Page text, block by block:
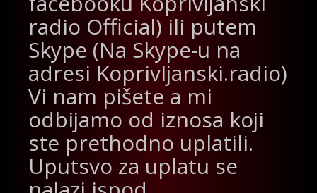
radio Official) ili putem
Skype (Na Skype-u na
adresi Koprivljanski.radio)
Vi nam pišete a mi
odbijamo od iznosa koji
ste prethodno uplatili.
Uputsvo za uplatu se